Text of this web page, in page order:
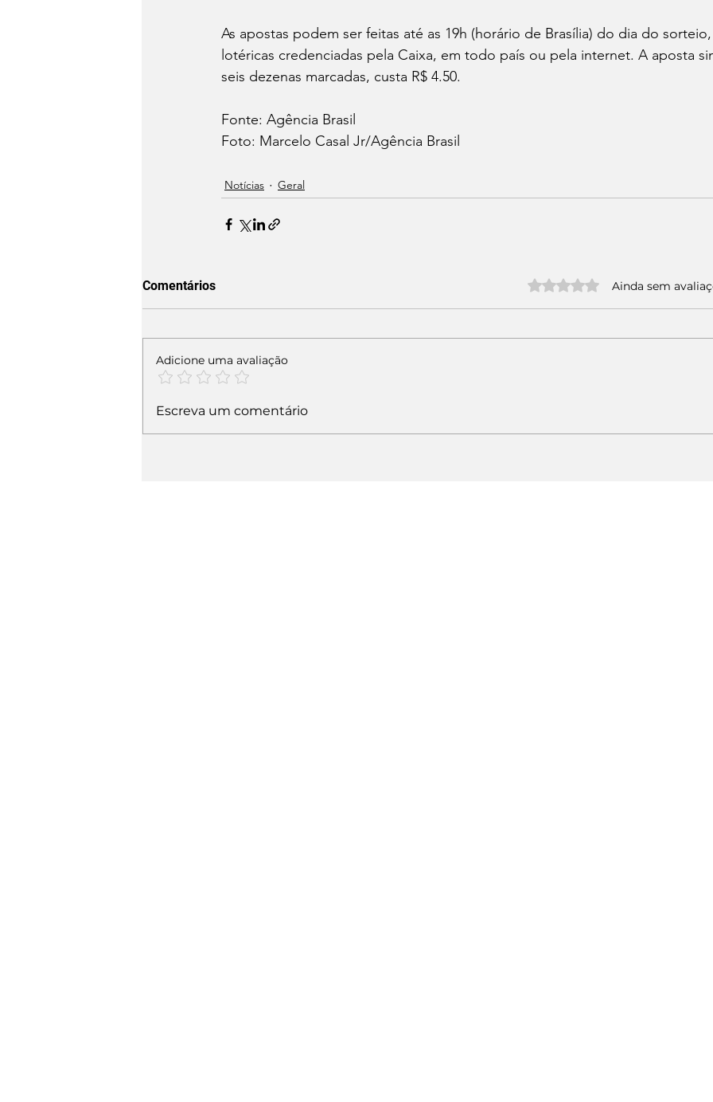
As apostas podem ser feitas até as 19h (horário de Brasília) do dia do
lotéricas credenciadas pela Caixa, em todo país ou pela internet. A aposta
seis dezenas marcadas, custa R$ 4.50.
Fonte: Agência Brasil
Foto: Marcelo Casal Jr/Agência Brasil
Notícias Geral
Comentários Avaliado com 0 de 5 estrelas.
Ainda sem
Adicione uma avaliação
Escreva um comentário